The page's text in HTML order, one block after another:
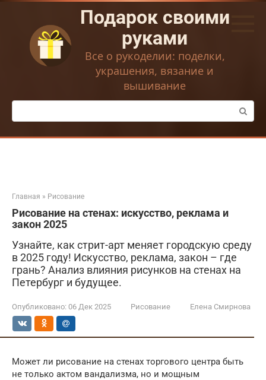
Перейти
контенту
Подарок своими
руками
Все о рукоделии: поделки,
украшения, вязание и
вышивание
Поиск:
Главная » Рисование
Рисование на стенах: искусство, реклама и
закон 2025
Узнайте, как стрит-арт меняет городскую среду
в 2025 году! Искусство, реклама, закон – где
грань? Анализ влияния рисунков на стенах на
Петербург и будущее.
Опубликовано: 06 Дек 2025 Рисование Елена Смирнова
Может ли рисование на стенах торгового центра быть
не только актом вандализма, но и мощным